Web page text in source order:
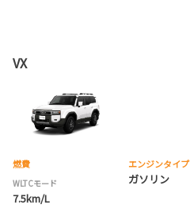
VX
燃費
WLTCモード
7.5km/L
エンジンタイプ
ガソリン